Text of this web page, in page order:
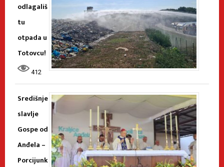
odlagališ
tu
otpada u
Totovcu!
412
Središnje
slavlje
Gospe od
Anđela –
Porcijunk